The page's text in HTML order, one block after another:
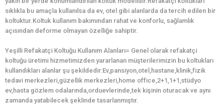
sıklıkla bu amaçla kullanılsa da ev, otel gibi alanlarda da tercih edilen bir
koltuktur.Koltuk kullanım bakımından rahat ve konforlu, sağlamlık
açısından deforme olmayan özelliğe sahiptir.
Yeşilli Refakatçi Koltuğu Kullanım Alanları= Genel olarak refakatçi
koltuğu üretimi hizmetimizden yararlanan müşterilerimizin bu koltukları
kullandıkları alanlar şu şekildedir:Ev,pansiyon,otel,hastane,klinik,fizik
tedavi merkezleri,güzellik merkezleri,home office,2+1,1+1,stüdyo
ev,hasta gözlem odalarında,orduevlerinde,tek kişinin oturacak ve aynı
zamanda yatabilecek şeklinde tasarlanmıştır.